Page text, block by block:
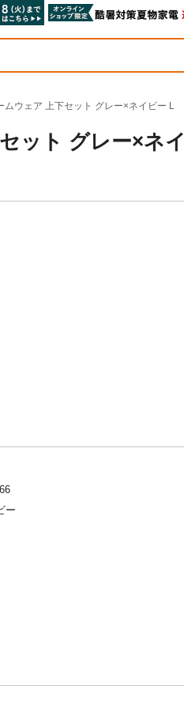
ウェア 上下セット グレー×ネイビー L
ット グレー×ネイ
ー